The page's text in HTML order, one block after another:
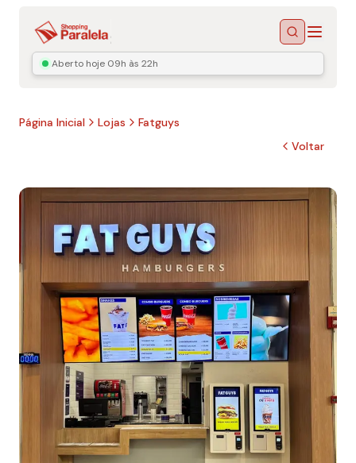
BuscarMenu
Aberto hoje 09h às 22h
Página Inicial Lojas
Fatguys
Voltar